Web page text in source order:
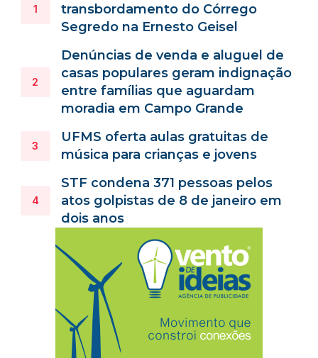
transbordamento do Córrego
Segredo na Ernesto Geisel
Denúncias de venda e aluguel de
casas populares geram indignação
entre famílias que aguardam
moradia em Campo Grande
UFMS oferta aulas gratuitas de
música para crianças e jovens
STF condena 371 pessoas pelos
atos golpistas de 8 de janeiro em
dois anos